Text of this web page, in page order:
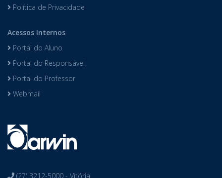
Política de Privacidade
Acessos Internos
Portal do Aluno
Portal do Responsável
Portal do Professor
Webmail
(27) 3212-5000 - Vitória